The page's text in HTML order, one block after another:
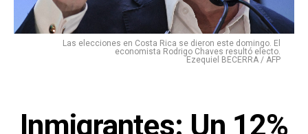
Las elecciones en Costa Rica se dieron este domingo. El
economista Rodrigo Chaves resultó electo.
Ezequiel BECERRA / AFP
Inmigrantes: Un 12%